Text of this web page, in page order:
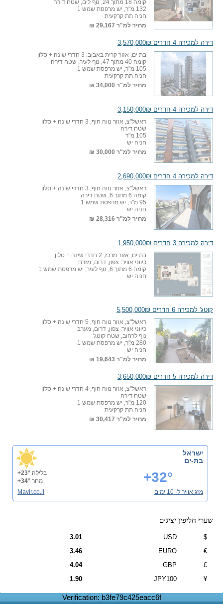
קומה 18 מתוך 24, נוף לים, שטח דירה
132 מ"ר, יש מרפסת שמש 1
חניה תת קרקעית
מחיר למ"ר 29,167 ₪
דירה למכירה 4 חדרים 3,570,000₪
בת ים, אזור קרית באבוב, 3 חדרי שינה + סלון
קומה 40 מתוך 47, נוף לעיר, שטח דירה
105 מ"ר, יש מרפסת שמש 1
חניה תת קרקעית
מחיר למ"ר 34,000 ₪
דירה למכירה 4 חדרים 3,150,000₪
ראשל"צ, אזור נווה חוף, 3 חדרי שינה + סלון
שטח דירה
105 מ"ר
חניה יש
מחיר למ"ר 30,000 ₪
דירה למכירה 4 חדרים 2,690,000₪
ראשל"צ, אזור נווה חוף, 3 חדרי שינה + סלון
קומה 6 מתוך 6, שטח דירה
95 מ"ר, יש מרפסת שמש 1
חניה יש
מחיר למ"ר 28,316 ₪
דירה למכירה 3 חדרים 1,950,000₪
בת ים, אזור מרכז, 2 חדרי שינה + סלון
כיווני אוויר: צפון, דרום, מזרח
קומה 6 מתוך 6, נוף לעיר, יש מרפסת שמש 1
חניה יש
קוטג' למכירה 6 חדרים 5,500,000₪
ראשל"צ, אזור נווה חוף, 5 חדרי שינה + סלון
כיווני אוויר: צפון, דרום, מערב
נוף לרחוב, שטח קוטג'
280 מ"ר, יש מרפסת שמש 1
חניה יש
מחיר למ"ר 19,643 ₪
דירה למכירה 5 חדרים 3,650,000₪
ראשל"צ, אזור נווה חוף, 4 חדרי שינה + סלון
שטח דירה
120 מ"ר, יש מרפסת שמש 1
חניה תת קרקעית
מחיר למ"ר 30,417 ₪
ישראל
בת-ים
+32° בלילה +23°
מחר +34°
מזג אוויר ל- 10 ימים
Mavir.co.il
שערי חליפין יציגים
$
USD
3.01
€
EURO
3.46
£
GBP
4.04
¥
JPY100
1.90
Verification: b3fe79c425eacc6f